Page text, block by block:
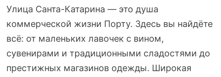
Улица Санта-Катарина — это душа
коммерческой жизни Порту. Здесь вы найдёте
всё: от маленьких лавочек с вином,
сувенирами и традиционными сладостями до
престижных магазинов одежды. Широкая